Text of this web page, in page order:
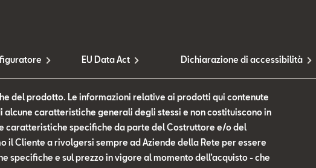
EU Data Act Dichiarazione di accessibilità
del prodotto. Le informazioni relative ai prodotti qui contenute
alcune caratteristiche generali degli stessi e non costituiscono in
caratteristiche specifiche da parte del Costruttore e/o del
il Cliente a rivolgersi sempre ad Aziende della Rete per essere
specifiche e sul prezzo in vigore al momento dell’acquisto - che